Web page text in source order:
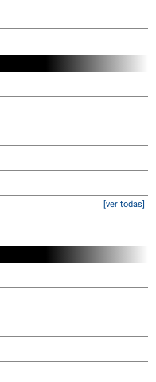
[ver todas]